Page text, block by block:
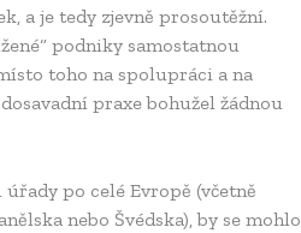
a je tedy zjevně prosoutěžní.
podniky samostatnou
toho na spolupráci a na
praxe bohužel žádnou
po celé Evropě (včetně
nebo Švédska), by se mohlo